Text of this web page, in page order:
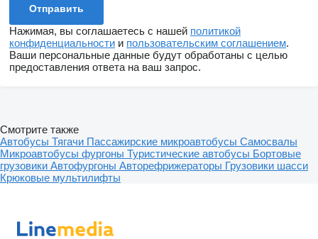
Нажимая, вы соглашаетесь с нашей политикой
конфиденциальности и пользовательским соглашением.
Ваши персональные данные будут обработаны с целью
предоставления ответа на ваш запрос.
Смотрите также
Автобусы Тягачи Пассажирские микроавтобусы Самосвалы
Микроавтобусы фургоны Туристические автобусы Бортовые
грузовики Автофургоны Авторефрижераторы Грузовики шасси
Крюковые мультилифты